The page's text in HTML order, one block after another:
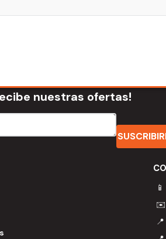
nuestras ofertas!
✉️
📍